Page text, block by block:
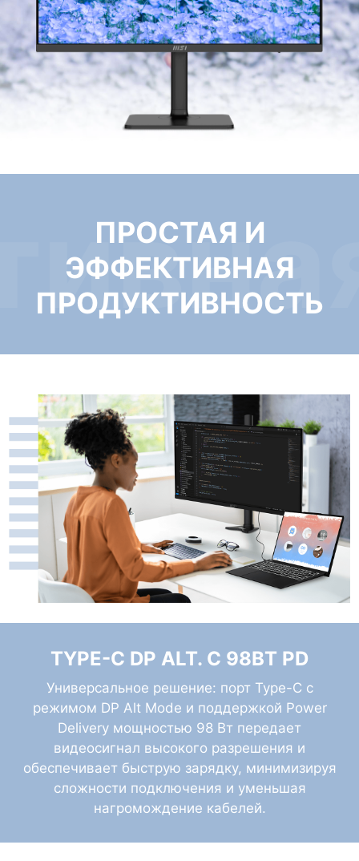
ПРОСТАЯ И
ЭФФЕКТИВНАЯ
ПРОДУКТИВНОСТЬ
TYPE-C DP ALT. С 98ВТ PD
Универсальное решение: порт Type-C с
режимом DP Alt Mode и поддержкой Power
Delivery мощностью 98 Вт передает
видеосигнал высокого разрешения и
обеспечивает быструю зарядку, минимизируя
сложности подключения и уменьшая
нагромождение кабелей.